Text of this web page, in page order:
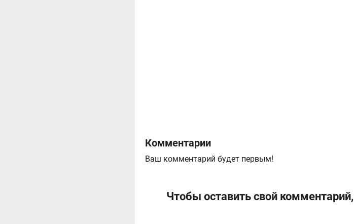
Комментарии
Ваш комментарий будет первым!
Чтобы оставить свой комментарий,